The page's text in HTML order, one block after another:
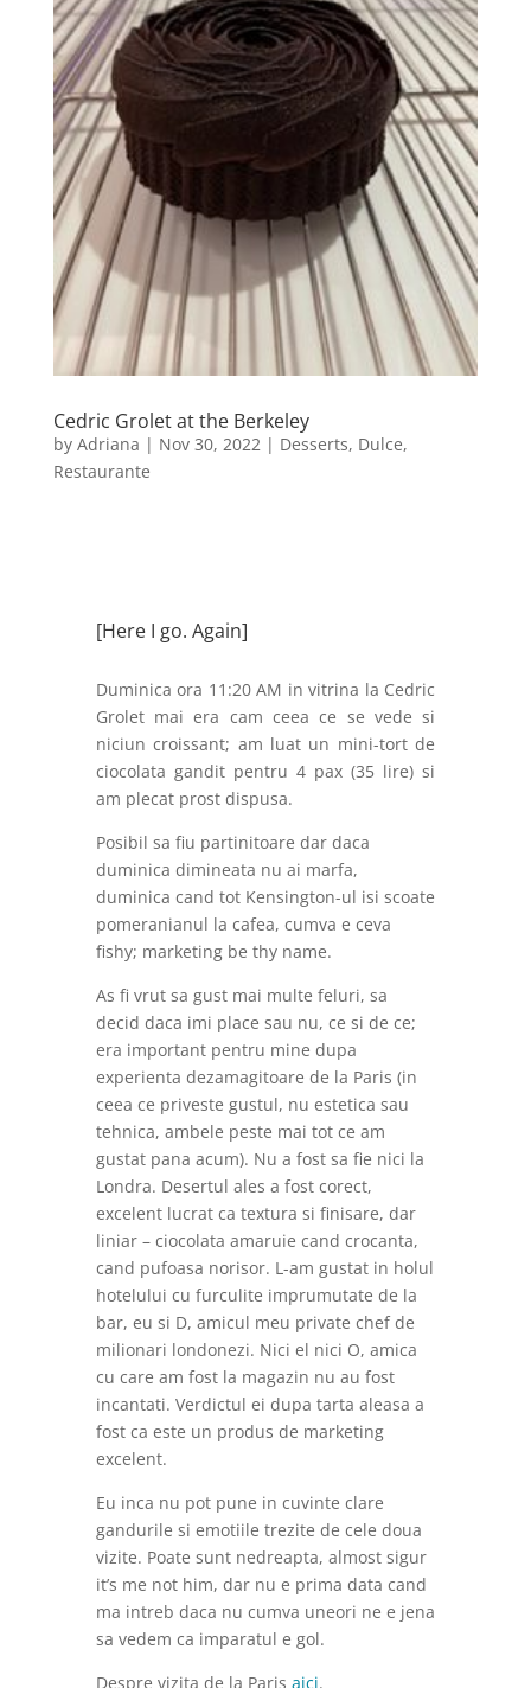
Cedric Grolet at the Berkeley
by Adriana | Nov 30, 2022| Desserts, Dulce,
Restaurante
[Here I go. Again]
Duminica ora 11:20 AM in vitrina la Cedric
Grolet mai era cam ceea ce se vede si
niciun croissant; am luat un mini-tort de
ciocolata gandit pentru 4 pax (35 lire) si
am plecat prost dispusa.
Posibil sa fiu partinitoare dar daca
duminica dimineata nu ai marfa,
duminica cand tot Kensington-ul isi scoate
pomeranianul la cafea, cumva e ceva
fishy; marketing be thy name.
As fi vrut sa gust mai multe feluri, sa
decid daca imi place sau nu, ce si de ce;
era important pentru mine dupa
experienta dezamagitoare de la Paris (in
ceea ce priveste gustul, nu estetica sau
tehnica, ambele peste mai tot ce am
gustat pana acum). Nu a fost sa fie nici la
Londra. Desertul ales a fost corect,
excelent lucrat ca textura si finisare, dar
liniar – ciocolata amaruie cand crocanta,
cand pufoasa norisor. L-am gustat in holul
hotelului cu furculite imprumutate de la
bar, eu si D, amicul meu private chef de
milionari londonezi. Nici el nici O, amica
cu care am fost la magazin nu au fost
incantati. Verdictul ei dupa tarta aleasa a
fost ca este un produs de marketing
excelent.
Eu inca nu pot pune in cuvinte clare
gandurile si emotiile trezite de cele doua
vizite. Poate sunt nedreapta, almost sigur
it’s me not him, dar nu e prima data cand
ma intreb daca nu cumva uneori ne e jena
sa vedem ca imparatul e gol.
Despre vizita de la Paris aici.